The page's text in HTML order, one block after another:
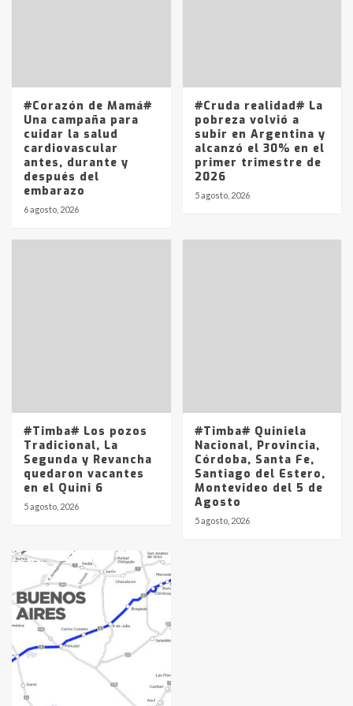
#Corazón de Mamá#
Una campaña para
cuidar la salud
cardiovascular
antes, durante y
después del
embarazo
6 agosto, 2026
#Cruda realidad# La
pobreza volvió a
subir en Argentina y
alcanzó el 30% en el
primer trimestre de
2026
5 agosto, 2026
#Timba# Los pozos
Tradicional, La
Segunda y Revancha
quedaron vacantes
en el Quini 6
5 agosto, 2026
#Timba# Quiniela
Nacional, Provincia,
Córdoba, Santa Fe,
Santiago del Estero,
Montevideo del 5 de
Agosto
5 agosto, 2026